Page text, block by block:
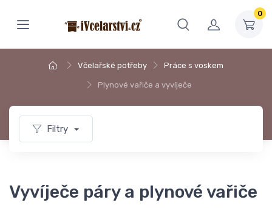
0
Včelařské potřeby Práce s voskem
Plynové vařiče a vyvíječe
Filtry
Vyvíječe páry a plynové vařiče